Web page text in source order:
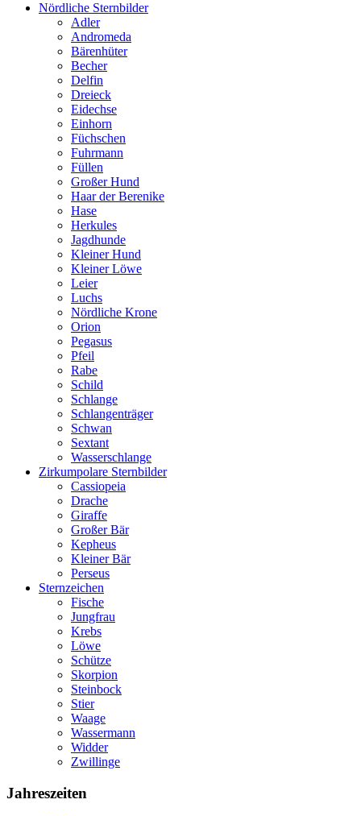
Nördliche Sternbilder
Adler
Andromeda
Bärenhüter
Becher
Delfin
Dreieck
Eidechse
Einhorn
Füchschen
Fuhrmann
Füllen
Großer Hund
Haar der Berenike
Hase
Herkules
Jagdhunde
Kleiner Hund
Kleiner Löwe
Leier
Luchs
Nördliche Krone
Orion
Pegasus
Pfeil
Rabe
Schild
Schlange
Schlangenträger
Schwan
Sextant
Wasserschlange
Zirkumpolare Sternbilder
Cassiopeia
Drache
Giraffe
Großer Bär
Kepheus
Kleiner Bär
Perseus
Sternzeichen
Fische
Jungfrau
Krebs
Löwe
Schütze
Skorpion
Steinbock
Stier
Waage
Wassermann
Widder
Zwillinge
Jahreszeiten